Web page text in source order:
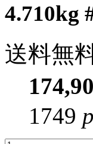
4.710kg
送料無
1749